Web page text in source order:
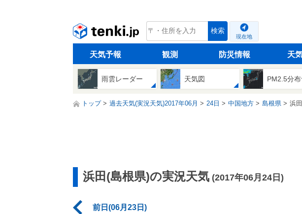
tenki.jp 検索
現在地
天気予報 観測 防災情報 天
雨雲レーダー 天気図 PM2.5分布
トップ 過去天気(実況天気)2017年06月 24日 中国地方 島根県 浜田
浜田(島根県)の実況天気 (2017年06月24日)
前日(06月23日)